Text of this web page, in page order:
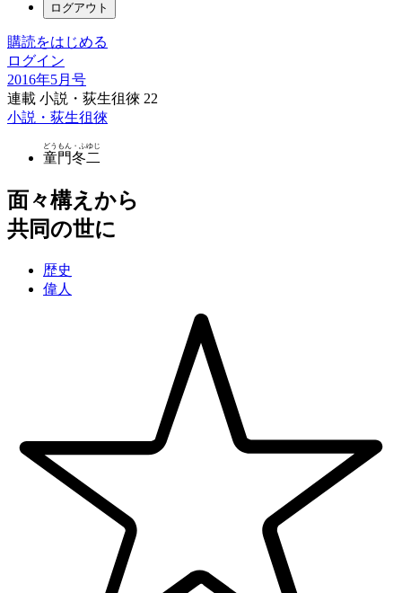
ログアウト
購読をはじめる
ログイン
2016年5月号
連載 小説・荻生徂徠 22
小説・荻生徂徠
童門冬二
どうもん・ふゆじ
面々構えから
共同の世に
歴史
偉人